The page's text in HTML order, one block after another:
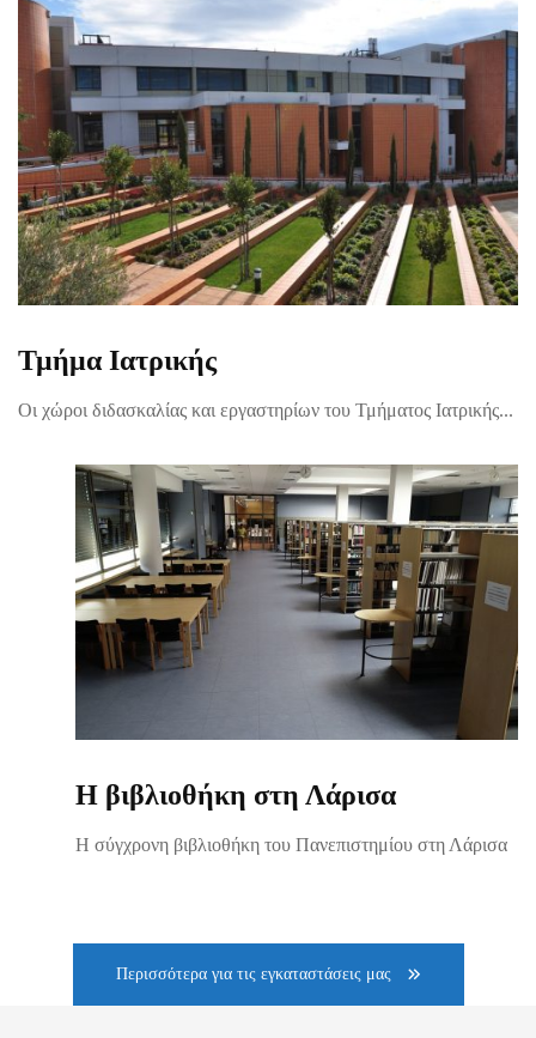
Τμήμα Ιατρικής
Οι χώροι διδασκαλίας και εργαστηρίων του Τμήματος Ιατρικής...
Η βιβλιοθήκη στη Λάρισα
Η σύγχρονη βιβλιοθήκη του Πανεπιστημίου στη Λάρισα
Περισσότερα για τις εγκαταστάσεις μας